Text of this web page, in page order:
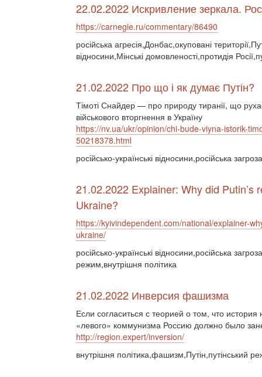
22.02.2022 Искривление зеркала.
https://carnegie.ru/commentary/86490
російська агресія,Донбас,окуповані
відносини,Мінські домовленості,протидія
21.02.2022 Про що і як думає Путін?
Тімоті Снайдер — про природу тиранії, що
військового вторгнення в Україну
https://nv.ua/ukr/opinion/chi-bude-viyna-istorik-
50218378.html
російсько-українські відносини,російська
21.02.2022 Explainer: Why did
Ukraine?
https://kyivindependent.com/national/explainer-
ukraine/
російсько-українські відносини,російська
режим,внутрішня політика
21.02.2022 Инверсия фашизма
Если согласиться с теорией о том, что
«левого» коммунизма Россию должно было
http://region.expert/inversion/
внутрішня політика,фашизм,Путін,путінський